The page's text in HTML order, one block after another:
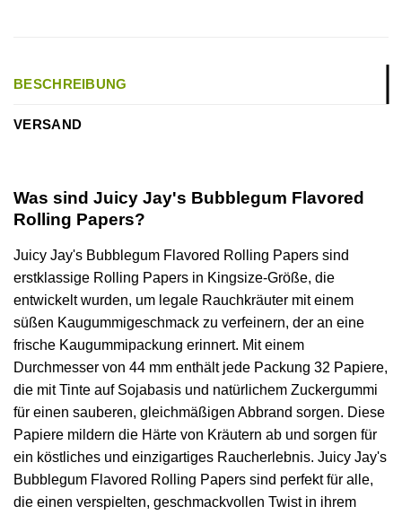
BESCHREIBUNG
VERSAND
Was sind Juicy Jay's Bubblegum Flavored
Rolling Papers?
Juicy Jay's Bubblegum Flavored Rolling Papers sind
erstklassige Rolling Papers in Kingsize-Größe, die
entwickelt wurden, um legale Rauchkräuter mit einem
süßen Kaugummigeschmack zu verfeinern, der an eine
frische Kaugummipackung erinnert. Mit einem
Durchmesser von 44 mm enthält jede Packung 32 Papiere,
die mit Tinte auf Sojabasis und natürlichem Zuckergummi
für einen sauberen, gleichmäßigen Abbrand sorgen. Diese
Papiere mildern die Härte von Kräutern ab und sorgen für
ein köstliches und einzigartiges Raucherlebnis. Juicy Jay's
Bubblegum Flavored Rolling Papers sind perfekt für alle,
die einen verspielten, geschmackvollen Twist in ihrem